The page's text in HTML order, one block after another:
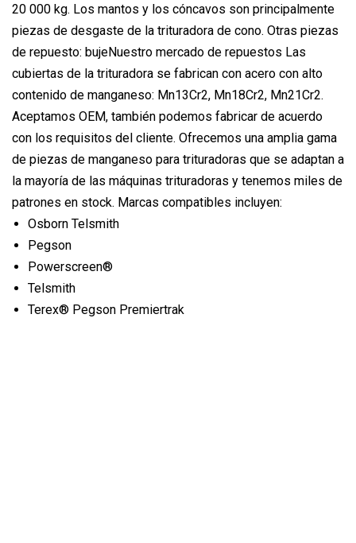
20 000 kg. Los mantos y los cóncavos son principalmente
piezas de desgaste de la trituradora de cono. Otras piezas
de repuesto: bujeNuestro mercado de repuestos Las
cubiertas de la trituradora se fabrican con acero con alto
contenido de manganeso: Mn13Cr2, Mn18Cr2, Mn21Cr2.
Aceptamos OEM, también podemos fabricar de acuerdo
con los requisitos del cliente. Ofrecemos una amplia gama
de piezas de manganeso para trituradoras que se adaptan a
la mayoría de las máquinas trituradoras y tenemos miles de
patrones en stock. Marcas compatibles incluyen:
Osborn Telsmith
Pegson
Powerscreen®
Telsmith
Terex® Pegson Premiertrak